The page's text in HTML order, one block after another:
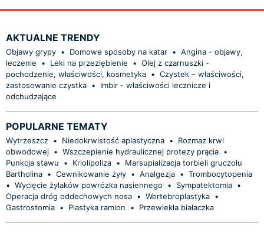
AKTUALNE TRENDY
Objawy grypy • Domowe sposoby na katar • Angina - objawy,
leczenie
• Leki na przeziębienie • Olej z czarnuszki -
pochodzenie, właściwości, kosmetyka • Czystek – właściwości,
zastosowanie czystka •
Imbir - właściwości lecznicze i
odchudzające
POPULARNE TEMATY
Wytrzeszcz • Niedokrwistość aplastyczna •
Rozmaz krwi
obwodowej • Wszczepienie hydraulicznej protezy prącia •
Punkcja stawu
• Kriolipoliza •
Marsupializacja torbieli gruczołu
Bartholina • Cewnikowanie żyły • Analgezja • Trombocytopenia
• Wycięcie żylaków powrózka nasiennego • Sympatektomia •
Operacja dróg oddechowych nosa • Wertebroplastyka •
Gastrostomia • Plastyka ramion • Przewlekła białaczka